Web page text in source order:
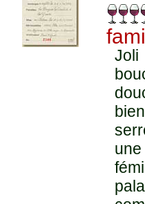
Joli